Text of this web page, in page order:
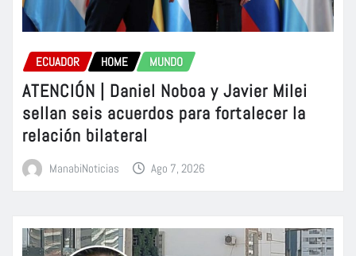
ECUADOR HOME MUNDO
ATENCIÓN | Daniel Noboa y Javier Milei
sellan seis acuerdos para fortalecer la
relación bilateral
ManabiNoticias Ago 7, 2026